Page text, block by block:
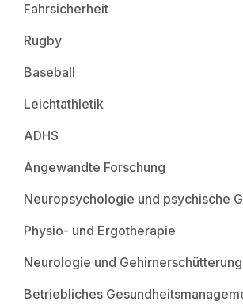
Fahrsicherheit
Rugby
Baseball
Leichtathletik
ADHS
Angewandte Forschung
Neuropsychologie und psychische
Physio- und Ergotherapie
Neurologie und Gehirnerschütterung
Betriebliches